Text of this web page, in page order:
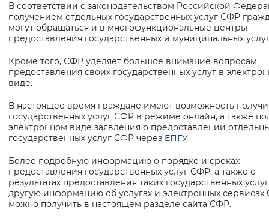
Синий фон
Изображения
Включены Выключены
Звуковой ассистент
Воспроизвести Остановить
Вернуть стандартные настройки
В соответствии с законодательством Российской
получением отдельных государственных услуг СФР
могут обращаться и в многофункциональные центры
предоставления государственных и муниципальных
Кроме того, СФР уделяет большое внимание вопросам
предоставления своих государственных услуг в
виде.
В настоящее время граждане имеют возможность
государственных услуг СФР в режиме онлайн, а также
электронном виде заявления о предоставлении
государственных услуг СФР через ЕПГУ.
Более подробную информацию о порядке и сроках
предоставления государственных услуг СФР, а также о
результатах предоставления таких государственных
другую информацию об услугах и электронных
можно получить в настоящем разделе сайта СФР.